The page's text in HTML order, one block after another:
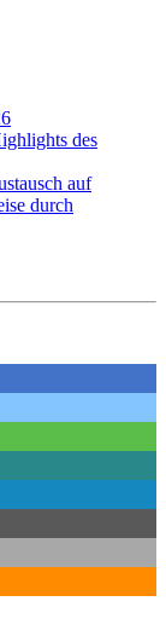
des
auf
durch